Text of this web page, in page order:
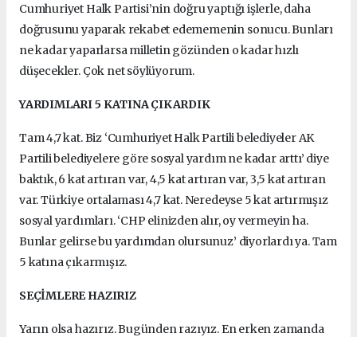
Cumhuriyet Halk Partisi’nin doğru yaptığı işlerle, daha
doğrusunu yaparak rekabet edememenin sonucu. Bunları
ne kadar yaparlarsa milletin gözünden o kadar hızlı
düşecekler. Çok net söylüyorum.
YARDIMLARI 5 KATINA ÇIKARDIK
Tam 4,7 kat. Biz ‘Cumhuriyet Halk Partili belediyeler AK
Partili belediyelere göre sosyal yardım ne kadar arttı’ diye
baktık, 6 kat artıran var, 4,5 kat artıran var, 3,5 kat artıran
var. Türkiye ortalaması 4,7 kat. Neredeyse 5 kat artırmışız
sosyal yardımları. ‘CHP elinizden alır, oy vermeyin ha.
Bunlar gelirse bu yardımdan olursunuz’ diyorlardı ya. Tam
5 katına çıkarmışız.
SEÇİMLERE HAZIRIZ
Yarın olsa hazırız. Bugünden razıyız. En erken zamanda